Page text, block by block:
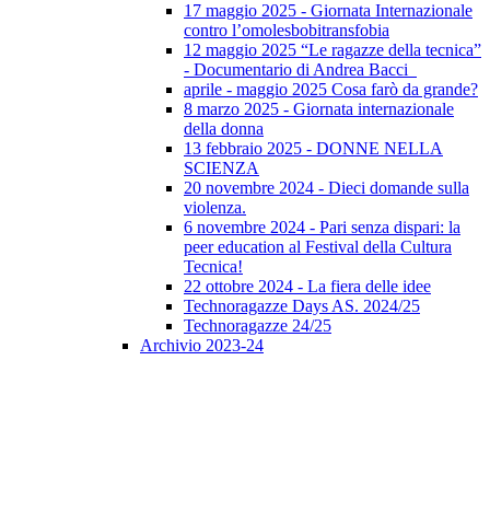
17 maggio 2025 - Giornata Internazionale
contro l’omolesbobitransfobia
12 maggio 2025 “Le ragazze della tecnica”
- Documentario di Andrea Bacci
aprile - maggio 2025 Cosa farò da grande?
8 marzo 2025 - Giornata internazionale
della donna
13 febbraio 2025 - DONNE NELLA
SCIENZA
20 novembre 2024 - Dieci domande sulla
violenza.
6 novembre 2024 - Pari senza dispari: la
peer education al Festival della Cultura
Tecnica!
22 ottobre 2024 - La fiera delle idee
Technoragazze Days AS. 2024/25
Technoragazze 24/25
Archivio 2023-24